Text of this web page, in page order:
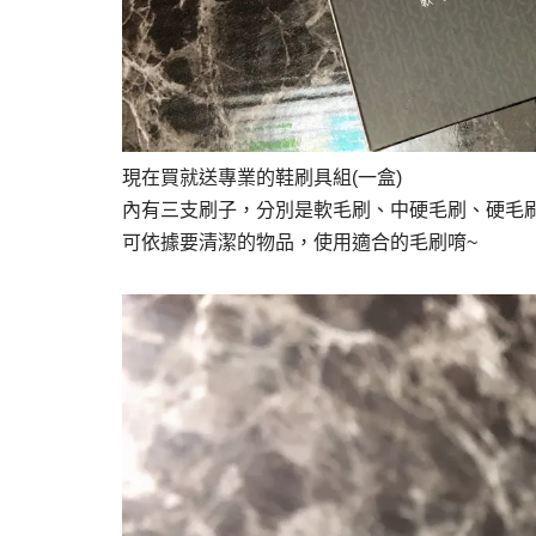
現在買就送專業的鞋刷具組(一盒)
內有三支刷子，分別是軟毛刷、中硬毛刷、硬毛
可依據要清潔的物品，使用適合的毛刷唷~